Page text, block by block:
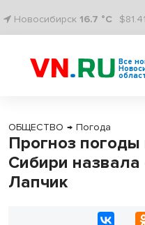
Новосибирск 16.7 °C
Все
ОБЩЕСТВО → Погода
Прогноз
Сибири назвала
Лапчик